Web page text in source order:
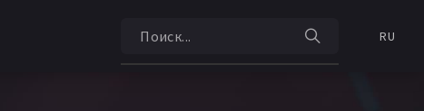
RU